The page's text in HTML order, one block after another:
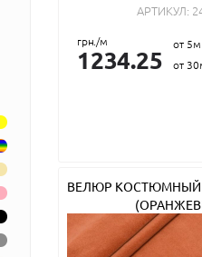
АРТИКУЛ:
грн./м
1234.25
от 5м
от
ВЕЛЮР